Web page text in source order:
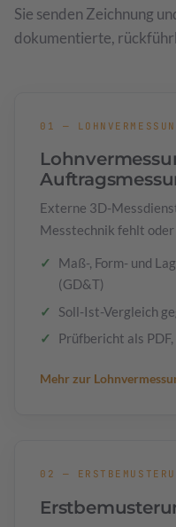
Sie senden Zeichnung
dokumentierte,
01 —
Externe 3D-
Messtechnik fehlt
Maß-, Form- und
(GD&T)
Soll-Ist-Vergleich
Prüfbericht als
Mehr zur
02 —